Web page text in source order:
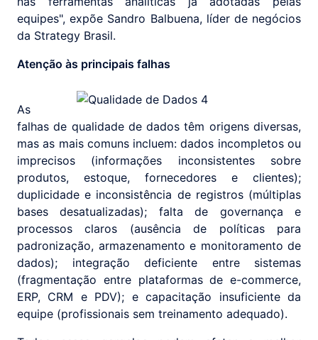
equipes", expõe Sandro Balbuena, líder de negócios
da Strategy Brasil.
Atenção às principais falhas
As
falhas de qualidade de dados têm origens diversas,
mas as mais comuns incluem: dados incompletos ou
imprecisos (informações inconsistentes sobre
produtos, estoque, fornecedores e clientes);
duplicidade e inconsistência de registros (múltiplas
bases desatualizadas); falta de governança e
processos claros (ausência de políticas para
padronização, armazenamento e monitoramento de
dados); integração deficiente entre sistemas
(fragmentação entre plataformas de e-commerce,
ERP, CRM e PDV); e capacitação insuficiente da
equipe (profissionais sem treinamento adequado).